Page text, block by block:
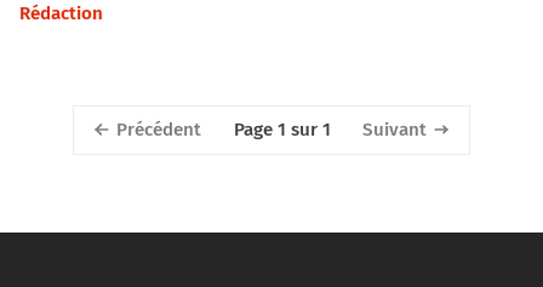
Rédaction
Précédent Page 1 sur 1 Suivant